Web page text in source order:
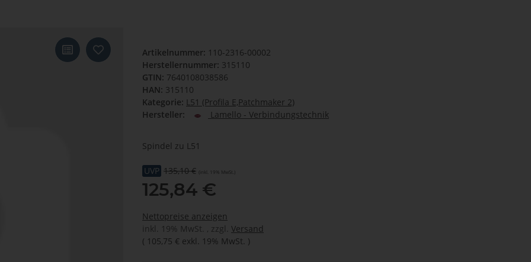
Artikelnummer: 110-2316-00002
Herstellernummer: 315110
GTIN: 7640108038586
HAN: 315110
Kategorie: L51 (Profila E,Patchmaker 2)
Hersteller:
Lamello - Verbindungstechnik
Spindel zu L51
UVP 135,10 € (inkl. 19% MwSt.)
125,84 €
Nettopreise anzeigen
inkl. 19% MwSt. , zzgl. Versand
( 105,75 € exkl. 19% MwSt. )